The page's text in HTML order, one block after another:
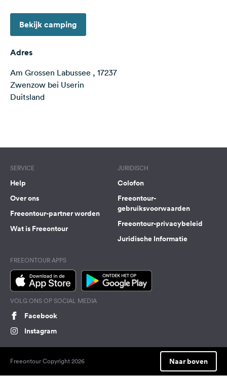
op
social
Instagram
Bekijk camping
Adres
Am Grossen Labussee , 17237
Zwenzow bei Userin
Duitsland
SERVICE
Help
Over ons
Freeontour-partner worden
Wat is Freeontour
JURIDISCH
Colofon
Freeontour-
gebruiksvoorwaarden
Freeontour-privacybeleid
Juridische Informatie
FREEONTOUR APPS
VOLG ONS OP SOCIAL MEDIA
Facebook
Instagram
Freeontour Copyright 2026 Naar boven